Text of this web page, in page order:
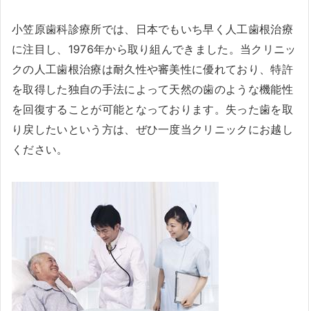
小笠原歯科診療所では、日本でもいち早く人工歯根治療
に注目し、1976年から取り組んできました。当クリニッ
クの人工歯根治療は耐久性や審美性に優れており、特許
を取得した独自の手法によって天然の歯のような機能性
を回復することが可能となっております。失った歯を取
り戻したいという方は、ぜひ一度当クリニックにお越し
ください。